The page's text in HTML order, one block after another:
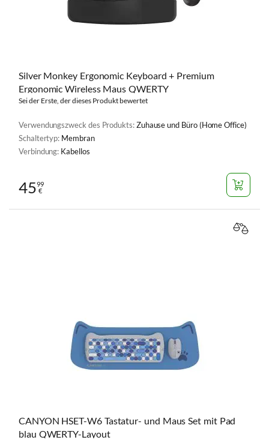
Silver Monkey Ergonomic Keyboard + Premium
Ergonomic Wireless Maus QWERTY
Sei der Erste, der dieses Produkt bewertet
Verwendungszweck des Produkts:Zuhause und Büro (Home Office)
Schaltertyp: Membran
Verbindung: Kabellos
4599
€
CANYON HSET-W6 Tastatur- und Maus Set mit Pad
blau QWERTY-Layout